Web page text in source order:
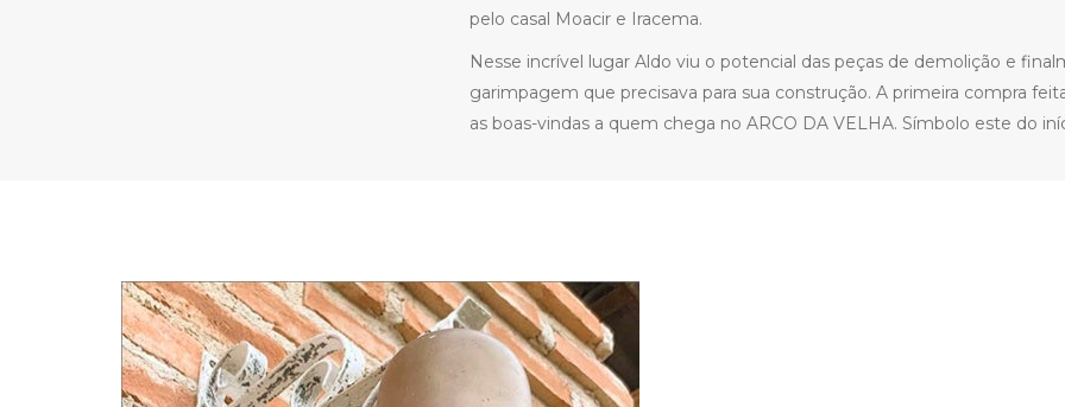
pelo casal Moacir e Iracema.
Nesse incrível lugar Aldo viu o potencial das peças de demolição e
garimpagem que precisava para sua construção. A primeira compra
as boas-vindas a quem chega no ARCO DA VELHA. Símbolo este do